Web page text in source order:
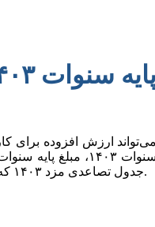
و نحوه محاسبه پایه سنوات
ارزش افزوده
جدول تصاعدی مزد ۱۴۰۳ که حاوی مزد ثابت کارگران تا ۳۰ سال سابقه کار است برای دانلود ارائه شده است.